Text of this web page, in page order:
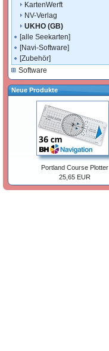
KartenWerft
NV-Verlag
UKHO (GB)
[alle Seekarten]
[Navi-Software]
[Zubehör]
Software
Neue Produkte
Portland Course Plotter
25,65 EUR